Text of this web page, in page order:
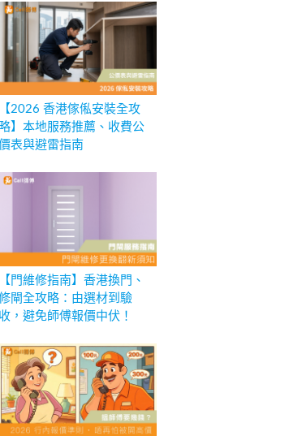
【2026 香港傢俬安裝全攻
略】本地服務推薦、收費公
表與避雷指南
【門維修指南】香港換門、
閘全攻略：由選材到驗
收，避免師傅報價中伏！